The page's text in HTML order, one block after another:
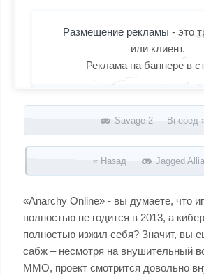
Размещение рекламы - это
или клиент.
Реклама на баннере в
Запись навигация
Savage 2 Вперед
« Назад Jagged
«Anarchy Online» - вы думаете, что
полностью не годится в 2013, а
полностью изжил себя? Значит, вы
сабж – несмотря на внушительный
ММО, проект смотрится довольно